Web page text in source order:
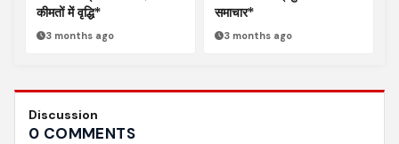
कीमतों में वृद्धि*
3 months ago
समाचार*
3 months ago
Discussion
0 COMMENTS